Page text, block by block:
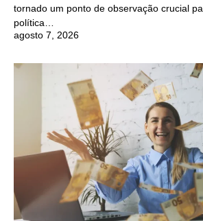
tornado um ponto de observação crucial
política…
agosto 7, 2026